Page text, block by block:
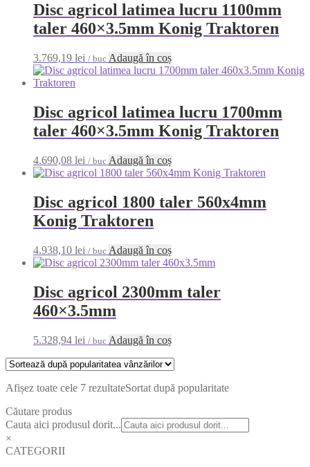
Disc agricol latimea lucru 1100mm
taler 460×3.5mm Konig Traktoren
3.769,19 lei / buc Adaugă în coș
Disc agricol latimea lucru 1700mm
taler 460×3.5mm Konig Traktoren
4.690,08 lei / buc Adaugă în coș
Disc agricol 1800 taler 560x4mm
Konig Traktoren
4.938,10 lei / buc Adaugă în coș
Disc agricol 2300mm taler
460×3.5mm
5.328,94 lei / buc Adaugă în coș
Afișez toate cele 7 rezultateSortat după popularitate
Căutare produs
Cauta aici produsul dorit...
×
CATEGORII